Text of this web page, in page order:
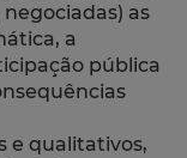
as
a
pública
e qualitativos,